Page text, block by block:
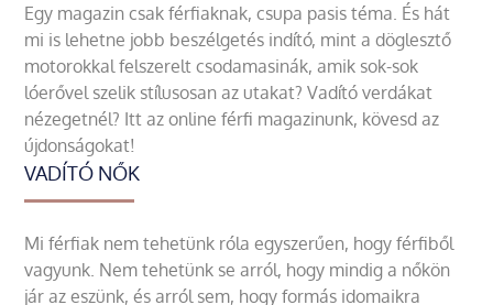
Egy magazin csak férfiaknak, csupa pasis téma. És hát
mi is lehetne jobb beszélgetés indító, mint a döglesztő
motorokkal felszerelt csodamasinák, amik sok-sok
lóerővel szelik stílusosan az utakat? Vadító verdákat
nézegetnél? Itt az online férfi magazinunk, kövesd az
újdonságokat!
VADÍTÓ NŐK
Mi férfiak nem tehetünk róla egyszerűen, hogy férfiből
vagyunk. Nem tehetünk se arról, hogy mindig a nőkön
jár az eszünk, és arról sem, hogy formás idomaikra